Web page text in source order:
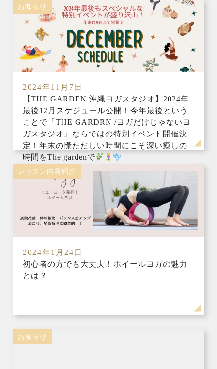
お知らせ
2024年11月7日
【THE GARDEN 沖縄ヨガスタジオ】2024年
最後12月スケジュール公開！今年最後という
ことで『THE GARDRN /ヨガだけじゃないヨ
ガスタジオ』ならではの特別イベント開催決
定！年末の慌ただしい時間にこそ深い癒しの
時間をThe gardenで
レッスン内容紹介
2024年1月24日
初心者の方でも大丈夫！ホイールヨガの魅力
とは？
お知らせ